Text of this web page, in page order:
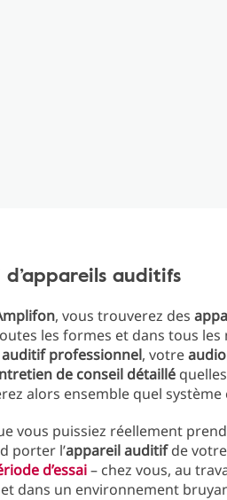
d’appareils auditifs
, vous trouverez des
les formes et dans tous
professionnel, votre
de conseil détaillé
alors ensemble quel
vous puissiez réellement
porter l’appareil auditifde
d’essai– chez vous, au
dans un environnement